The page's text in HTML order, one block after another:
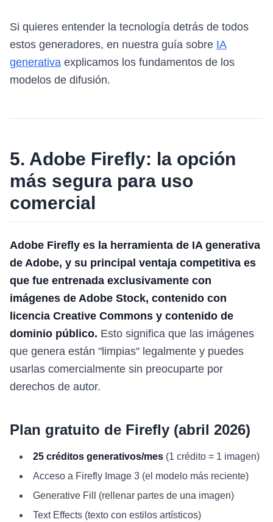
Si quieres entender la tecnología detrás de todos
estos generadores, en nuestra guía sobre IA
generativa explicamos los fundamentos de los
modelos de difusión.
5. Adobe Firefly: la opción
más segura para uso
comercial
Adobe Firefly es la herramienta de IA generativa
de Adobe, y su principal ventaja competitiva es
que fue entrenada exclusivamente con
imágenes de Adobe Stock, contenido con
licencia Creative Commons y contenido de
dominio público. Esto significa que las imágenes
que genera están "limpias" legalmente y puedes
usarlas comercialmente sin preocuparte por
derechos de autor.
Plan gratuito de Firefly (abril 2026)
25 créditos generativos/mes (1 crédito = 1 imagen)
Acceso a Firefly Image 3 (el modelo más reciente)
Generative Fill (rellenar partes de una imagen)
Text Effects (texto con estilos artísticos)